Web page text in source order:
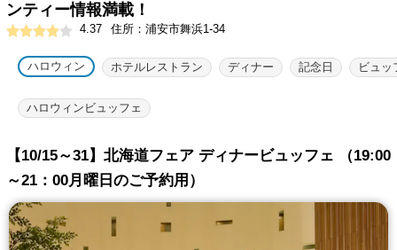
ンティー情報満載！
4.37 住所：浦安市舞浜1-34
ハロウィン ホテルレストラン ディナー 記念日 ビュッ
ハロウィンビュッフェ
【10/15～31】北海道フェア ディナービュッフェ （19:00
～21：00月曜日のご予約用）